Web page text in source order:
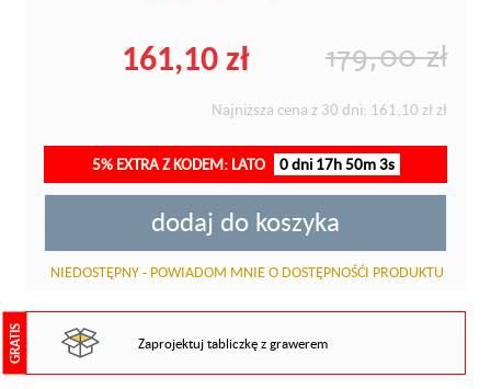
179,00 zł
161,10 zł
Najniższa cena z 30 dni: 161,10 zł zł
5% EXTRA Z KODEM: LATO 0 dni 17h 50m 2s
dodaj do koszyka
NIEDOSTĘPNY - POWIADOM MNIE O DOSTĘPNOŚĆI PRODUKTU
GRATIS Zaprojektuj tabliczkę z grawerem